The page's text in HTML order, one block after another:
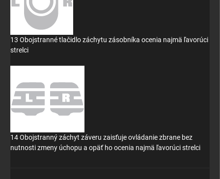
13 Obojstranné tlačidlo záchytu zásobníka ocenia najmä ľavorúci
strelci
14 Obojstranný záchyt záveru zaisťuje ovládanie zbrane bez
nutnosti zmeny úchopu a opäť ho ocenia najmä ľavorúci strelci